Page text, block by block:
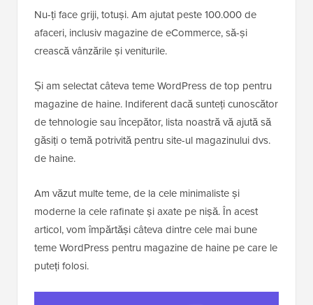
Nu-ți face griji, totuși. Am ajutat peste 100.000 de
afaceri, inclusiv magazine de eCommerce, să-și
crească vânzările și veniturile.
Și am selectat câteva teme WordPress de top pentru
magazine de haine. Indiferent dacă sunteți cunoscător
de tehnologie sau începător, lista noastră vă ajută să
găsiți o temă potrivită pentru site-ul magazinului dvs.
de haine.
Am văzut multe teme, de la cele minimaliste și
moderne la cele rafinate și axate pe nișă. În acest
articol, vom împărtăși câteva dintre cele mai bune
teme WordPress pentru magazine de haine pe care le
puteți folosi.